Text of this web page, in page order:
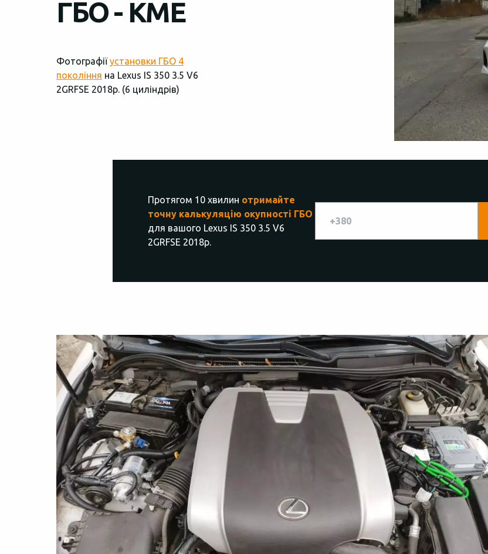
ГБО - KME
Фотографіїустановки ГБО 4
покоління на Lexus IS 350 3.5 V6
2GRFSЕ 2018р. (6 циліндрів)
Протягом 10 хвилин отримайте
точну калькуляцію окупності ГБО
для вашого Lexus IS 350 3.5 V6
2GRFSЕ 2018р.